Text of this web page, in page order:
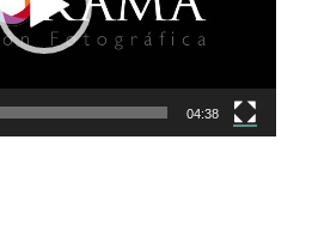
04:38